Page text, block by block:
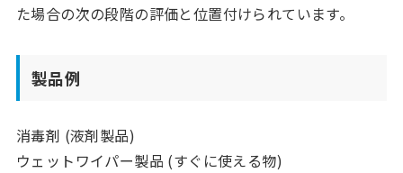
た場合の次の段階の評価と位置付けられています。
製品例
消毒剤 (液剤製品)
ウェットワイパー製品 (すぐに使える物)